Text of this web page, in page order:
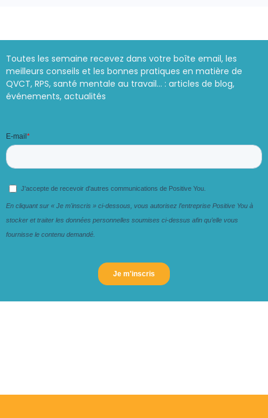
Toutes les semaine recevez dans votre boîte email, les
meilleurs conseils et les bonnes pratiques en matière de
QVCT, RPS, santé mentale au travail… : articles de blog,
événements, actualités